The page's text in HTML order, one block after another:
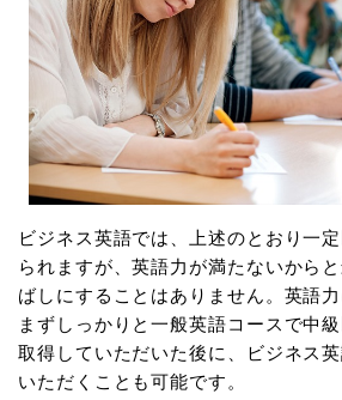
ビジネス英語では、上述のとおり一
られますが、英語力が満たないから
ばしにすることはありません。英語力
まずしっかりと一般英語コースで中
取得していただいた後に、ビジネス
いただくことも可能です。